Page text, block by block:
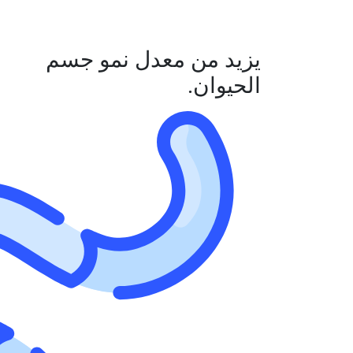
يزيد من معدل نمو جسم
الحيوان.